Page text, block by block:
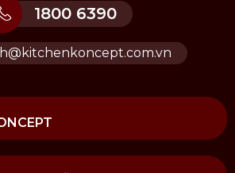
1800 6390